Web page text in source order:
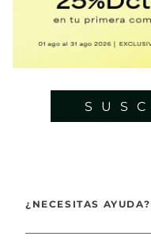
¿NECESITAS AYUDA?